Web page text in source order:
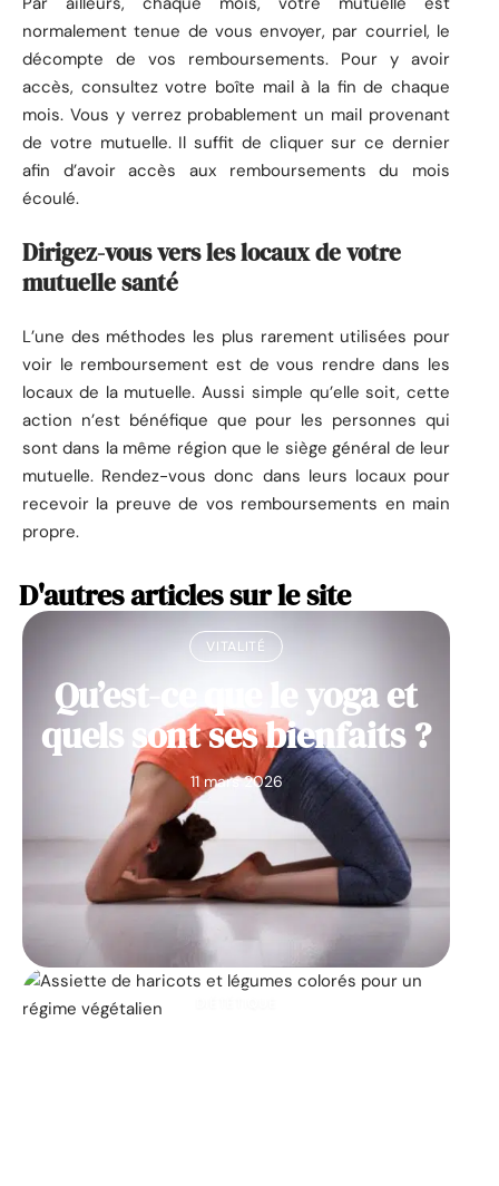
normalement tenue de vous envoyer, par courriel, le
décompte de vos remboursements. Pour y avoir
accès, consultez votre boîte mail à la fin de chaque
mois. Vous y verrez probablement un mail provenant
de votre mutuelle. Il suffit de cliquer sur ce dernier
afin d’avoir accès aux remboursements du mois
écoulé.
Dirigez-vous vers les locaux de votre
mutuelle santé
L’une des méthodes les plus rarement utilisées pour
voir le remboursement est de vous rendre dans les
locaux de la mutuelle. Aussi simple qu’elle soit, cette
action n’est bénéfique que pour les personnes qui
sont dans la même région que le siège général de leur
mutuelle. Rendez-vous donc dans leurs locaux pour
recevoir la preuve de vos remboursements en main
propre.
D'autres articles sur le site
VITALITÉ
Qu’est-ce que le yoga et
quels sont ses bienfaits ?
11 mars 2026